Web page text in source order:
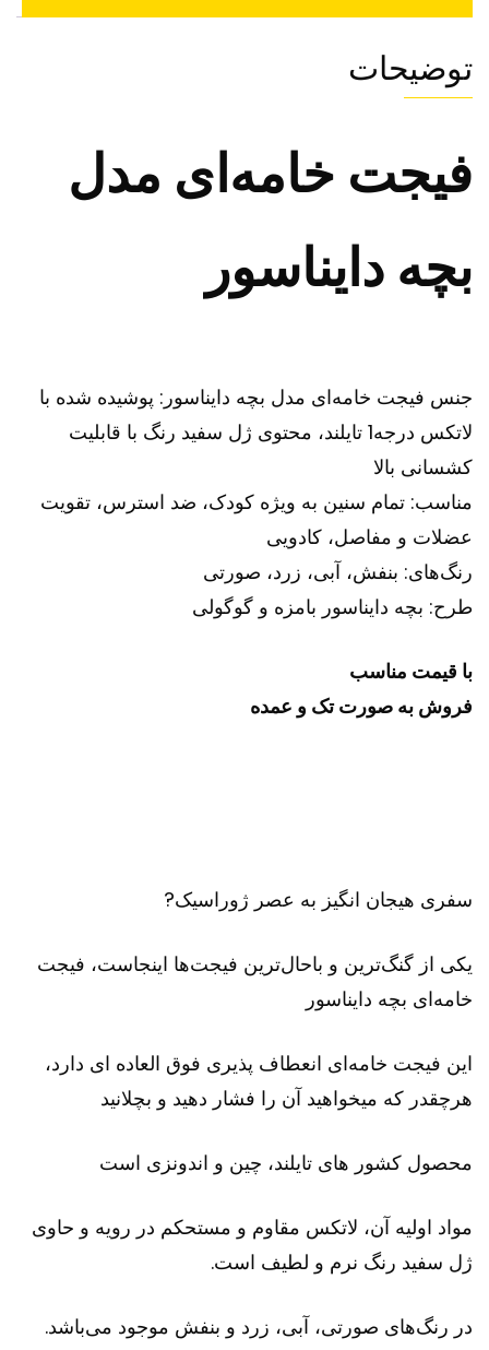
توضیحات
فیجت خامه‌ای مدل
بچه دایناسور
جنس فیجت خامه‌ای مدل بچه دایناسور: پوشیده شده با
لاتکس درجه1 تایلند، محتوی ژل سفید رنگ با قابلیت
کشسانی بالا
مناسب: تمام سنین به ویژه کودک، ضد استرس، تقویت
عضلات و مفاصل، کادویی
رنگ‌های: بنفش، آبی، زرد، صورتی
طرح: بچه دایناسور بامزه و گوگولی
با قیمت مناسب
فروش به صورت تک و عمده
سفری هیجان انگیز به عصر ژوراسیک?
یکی از گنگ‌ترین و باحال‌ترین فیجت‌ها اینجاست، فیجت
خامه‌ای بچه دایناسور
این فیجت خامه‌ای انعطاف پذیری فوق العاده ای دارد،
هرچقدر که میخواهید آن را فشار دهید و بچلانید
محصول کشور های تایلند، چین و اندونزی است
مواد اولیه آن، لاتکس مقاوم و مستحکم در رویه و حاوی
ژل سفید رنگ نرم و لطیف است.
در رنگ‌های صورتی، آبی، زرد و بنفش موجود می‌باشد.